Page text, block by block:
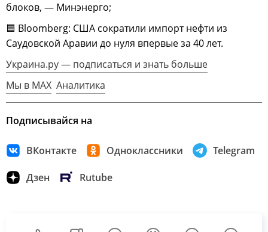
блоков, — Минэнерго;
🟦 Bloomberg: США сократили импорт нефти из
Саудовской Аравии до нуля впервые за 40 лет.
Украина.ру — подписаться и знать больше
Мы в MAX Аналитика
Подписывайся на
ВКонтакте Одноклассники Telegram
Дзен Rutube